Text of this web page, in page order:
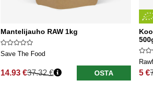
Mantelijauho RAW 1kg
Save The Food
14.93 €
Normaali hinta
37.32 € OSTA 5 €